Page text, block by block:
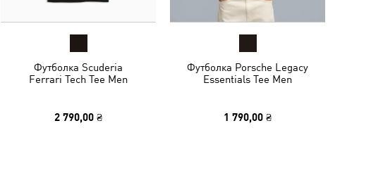
Футболка Scuderia
Ferrari Tech Tee Men
2 790,00 ₴
Футболка Porsche Legacy
Essentials Tee Men
1 790,00 ₴